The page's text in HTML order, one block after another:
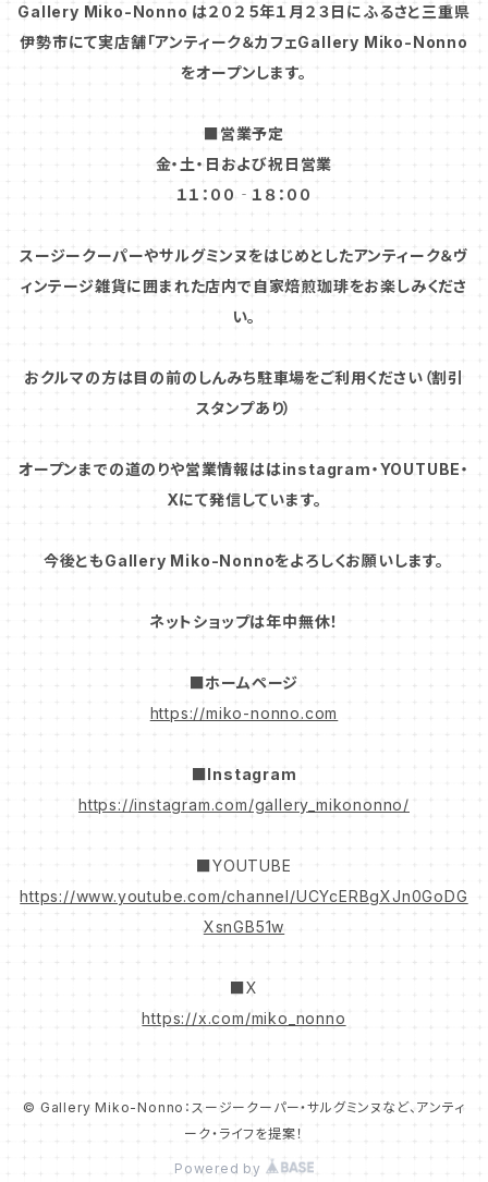
Gallery Miko-Nonno は２０２５年１月２３日にふるさと三重県
伊勢市にて実店舗「アンティーク＆カフェGallery Miko-Nonno
をオープンします。
■営業予定
金・土・日および祝日営業
１１：００‐１８：００
スージークーパーやサルグミンヌをはじめとしたアンティーク＆ヴ
ィンテージ雑貨に囲まれた店内で自家焙煎珈琲をお楽しみくださ
い。
おクルマの方は目の前のしんみち駐車場をご利用ください（割引
スタンプあり）
オープンまでの道のりや営業情報ははinstagram・YOUTUBE・
Xにて発信しています。
今後ともGallery Miko-Nonnoをよろしくお願いします。
ネットショップは年中無休！
■ホームページ
https://miko-nonno.com
■Instagram
https://instagram.com/gallery_mikononno/
■YOUTUBE
https://www.youtube.com/channel/UCYcERBgXJn0GoDG
XsnGB51w
■X
https://x.com/miko_nonno
© Gallery Miko-Nonno：スージークーパー・サルグミンヌなど、アンティ
ーク・ライフを提案！
Powered by